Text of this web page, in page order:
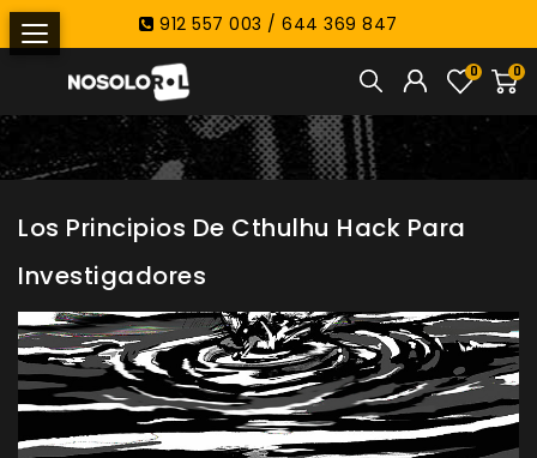
912 557 003 / 644 369 847
0
0
Los Principios De Cthulhu Hack Para
Investigadores